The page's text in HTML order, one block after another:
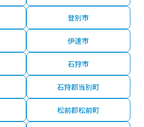
登別市
伊達市
石狩市
石狩郡当別町
松前郡松前町